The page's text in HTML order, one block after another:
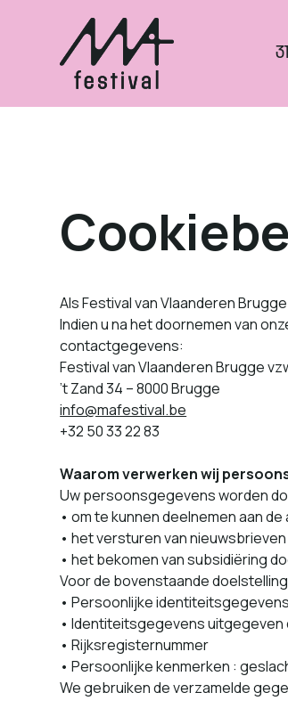
Als Festival van Vlaanderen
Indien u na het doorne­men van
contactgegevens:
Festival van Vlaanderen Brugge
​’t Zand 34 – 8000 Brugge
info@​mafestival.​be
+32 50 33 22 83
Waarom ver­w­erken wij
Uw per­soon­s­gegevens wor­den
• om te kun­nen deel­ne­men aan
• het ver­s­turen van
• het bekomen van sub­sidiëring
Voor de boven­staande
• Persoonlijke
• Identiteitsgegevens
• Rijksregisternummer
• Persoonlijke ken­merken :
We gebruiken de verza­melde